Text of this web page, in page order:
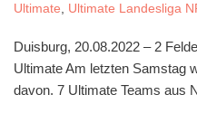
Ultimate
Ultimate Landesliga
Duisburg, 20.08.2022 – 2
Ultimate Am letzten Samstag
davon. 7 Ultimate Teams aus